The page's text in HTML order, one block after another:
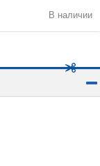
В наличии